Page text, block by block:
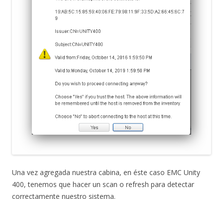
Una vez agregada nuestra cabina, en éste caso EMC Unity
400, tenemos que hacer un scan o refresh para detectar
correctamente nuestro sistema.